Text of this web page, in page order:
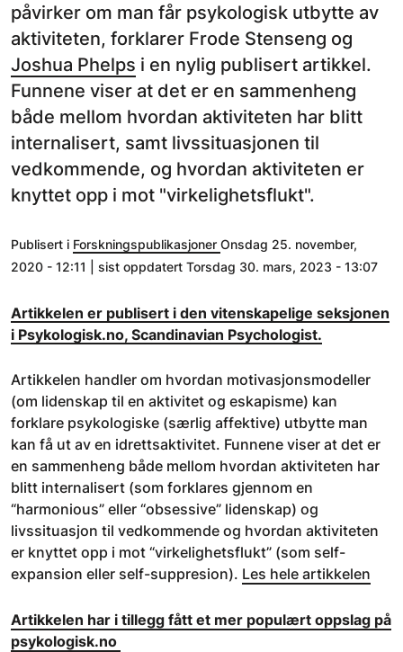
påvirker om man får psykologisk utbytte av
aktiviteten, forklarer Frode Stenseng og
Joshua Phelps i en nylig publisert artikkel.
Funnene viser at det er en sammenheng
både mellom hvordan aktiviteten har blitt
internalisert, samt livssituasjonen til
vedkommende, og hvordan aktiviteten er
knyttet opp i mot "virkelighetsflukt".
Publisert i Forskningspublikasjoner Onsdag 25. november,
2020 - 12:11 | sist oppdatert Torsdag 30. mars, 2023 - 13:07
Artikkelen er publisert i den vitenskapelige seksjonen
i Psykologisk.no, Scandinavian Psychologist.
Artikkelen handler om hvordan motivasjonsmodeller
(om lidenskap til en aktivitet og eskapisme) kan
forklare psykologiske (særlig affektive) utbytte man
kan få ut av en idrettsaktivitet. Funnene viser at det er
en sammenheng både mellom hvordan aktiviteten har
blitt internalisert (som forklares gjennom en
“harmonious” eller “obsessive” lidenskap) og
livssituasjon til vedkommende og hvordan aktiviteten
er knyttet opp i mot “virkelighetsflukt” (som self-
expansion eller self-suppresion). Les hele artikkelen
Artikkelen har i tillegg fått et mer populært oppslag på
psykologisk.no